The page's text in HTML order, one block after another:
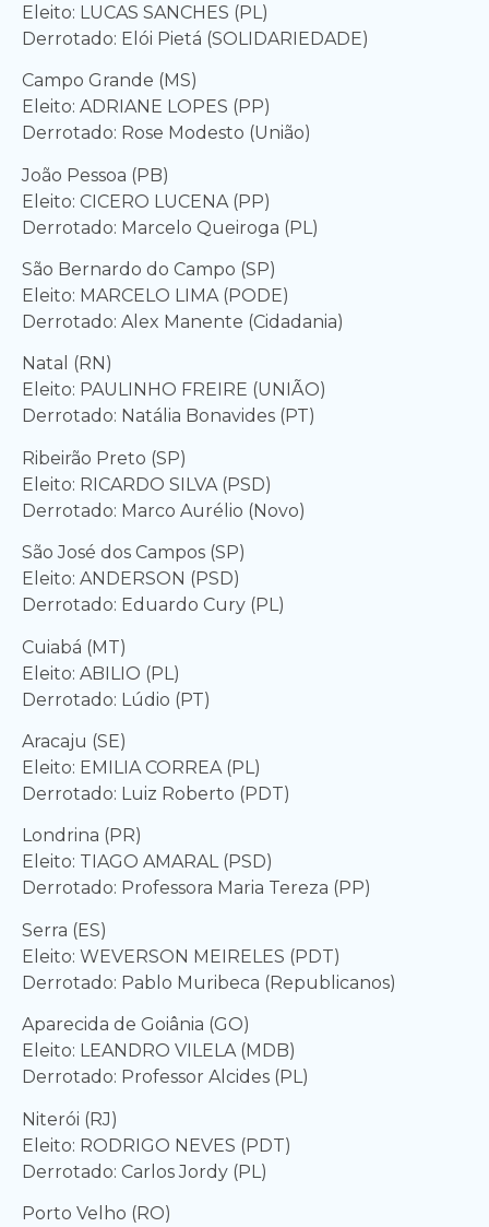
Eleito: LUCAS SANCHES (PL)
Derrotado: Elói Pietá (SOLIDARIEDADE)
Campo Grande (MS)
Eleito: ADRIANE LOPES (PP)
Derrotado: Rose Modesto (União)
João Pessoa (PB)
Eleito: CICERO LUCENA (PP)
Derrotado: Marcelo Queiroga (PL)
São Bernardo do Campo (SP)
Eleito: MARCELO LIMA (PODE)
Derrotado: Alex Manente (Cidadania)
Natal (RN)
Eleito: PAULINHO FREIRE (UNIÃO)
Derrotado: Natália Bonavides (PT)
Ribeirão Preto (SP)
Eleito: RICARDO SILVA (PSD)
Derrotado: Marco Aurélio (Novo)
São José dos Campos (SP)
Eleito: ANDERSON (PSD)
Derrotado: Eduardo Cury (PL)
Cuiabá (MT)
Eleito: ABILIO (PL)
Derrotado: Lúdio (PT)
Aracaju (SE)
Eleito: EMILIA CORREA (PL)
Derrotado: Luiz Roberto (PDT)
Londrina (PR)
Eleito: TIAGO AMARAL (PSD)
Derrotado: Professora Maria Tereza (PP)
Serra (ES)
Eleito: WEVERSON MEIRELES (PDT)
Derrotado: Pablo Muribeca (Republicanos)
Aparecida de Goiânia (GO)
Eleito: LEANDRO VILELA (MDB)
Derrotado: Professor Alcides (PL)
Niterói (RJ)
Eleito: RODRIGO NEVES (PDT)
Derrotado: Carlos Jordy (PL)
Porto Velho (RO)